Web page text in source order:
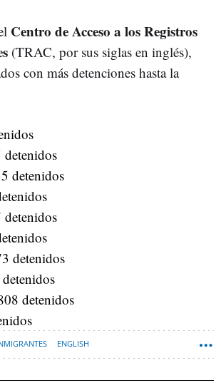
Centro de Acceso a los Registros
(TRAC, por sus siglas en inglés),
con más detenciones hasta la
detenidos
detenidos
detenidos
ENGLISH